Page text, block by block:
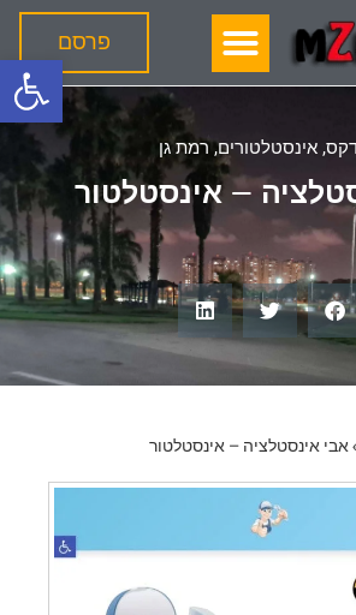
פתח
פרסם
,אינסטלטורים,רמת גן
– אינסטלטור
אבי אינסטלציה – אינסטלטור